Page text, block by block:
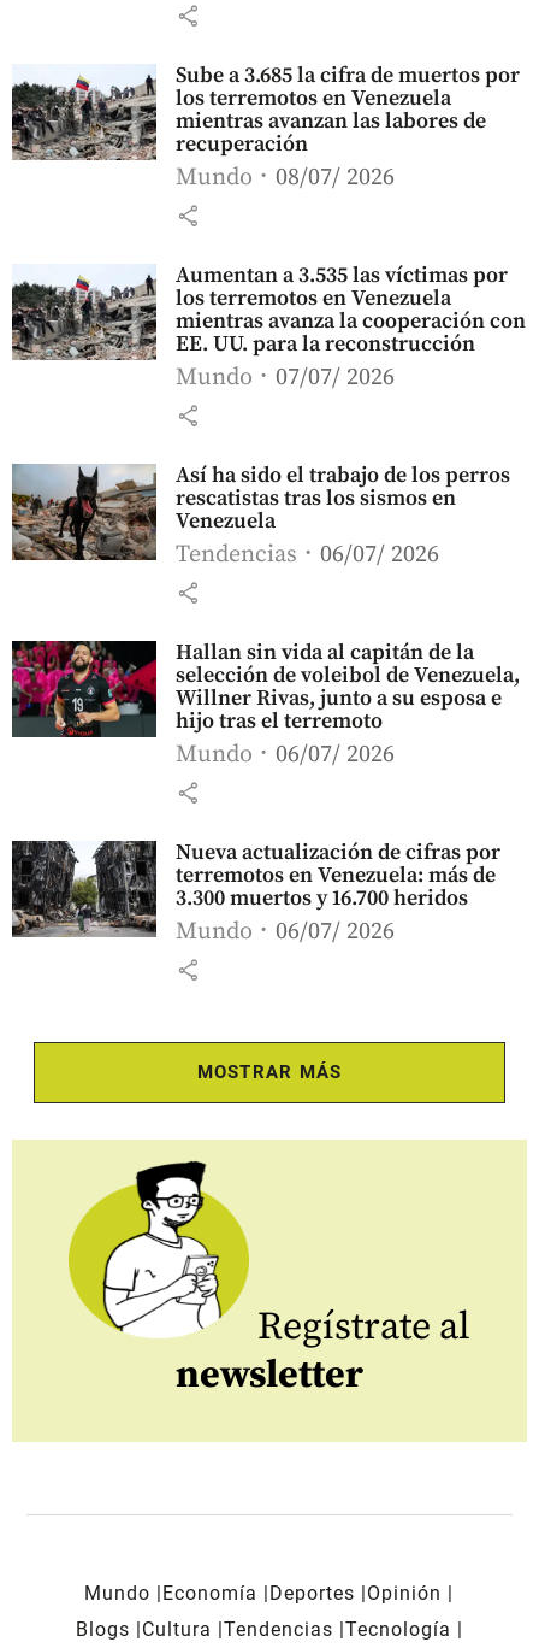
share
Sube a 3.685 la cifra de muertos por
los terremotos en Venezuela
mientras avanzan las labores de
recuperación
Mundo 08/07/ 2026
share
Aumentan a 3.535 las víctimas por
los terremotos en Venezuela
mientras avanza la cooperación con
EE. UU. para la reconstrucción
Mundo 07/07/ 2026
share
Así ha sido el trabajo de los perros
rescatistas tras los sismos en
Venezuela
Tendencias 06/07/ 2026
share
Hallan sin vida al capitán de la
selección de voleibol de Venezuela,
Willner Rivas, junto a su esposa e
hijo tras el terremoto
Mundo 06/07/ 2026
share
Nueva actualización de cifras por
terremotos en Venezuela: más de
3.300 muertos y 16.700 heridos
Mundo 06/07/ 2026
share
MOSTRAR MÁS
Regístrate al
newsletter
Mundo Economía Deportes
Opinión
Blogs
Cultura Tendencias Tecnología